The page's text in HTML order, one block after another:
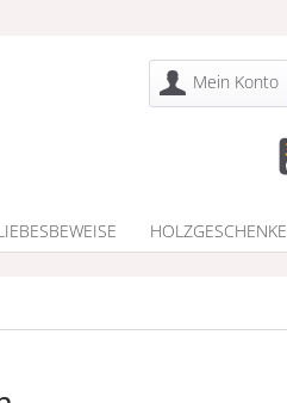
Mein Konto
HOLZGESCHENKE